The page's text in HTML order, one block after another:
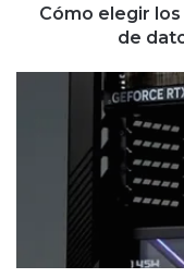
datosCómo elegir
de
para